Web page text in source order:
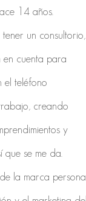
14 años.
un consultorio,
en cuenta para
el teléfono
creando
y
se me da.
la marca personal,